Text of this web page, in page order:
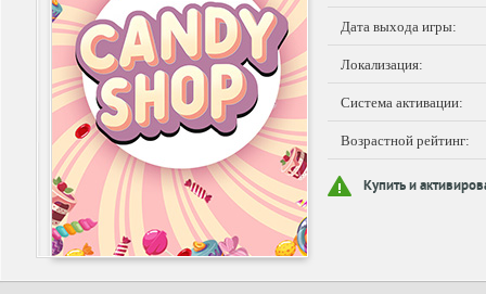
Дата выхода игры:
Локализация:
Система активации:
Возрастной рейтинг:
Купить и